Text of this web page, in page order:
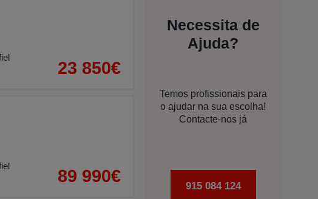
23 850€
89 990€
Necessita de
Ajuda?
Temos profissionais para
o ajudar na sua escolha!
Contacte-nos já
915 084 124